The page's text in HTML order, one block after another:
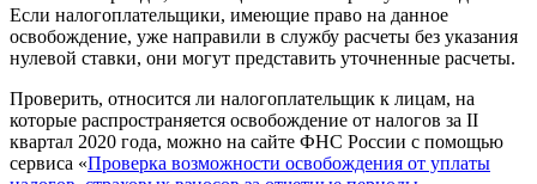
Если налогоплательщики, имеющие право на данное
освобождение, уже направили в службу расчеты без указания
нулевой ставки, они могут представить уточненные расчеты.
Проверить, относится ли налогоплательщик к лицам, на
которые распространяется освобождение от налогов за II
квартал 2020 года, можно на сайте ФНС России с помощью
сервиса «Проверка возможности освобождения от уплаты